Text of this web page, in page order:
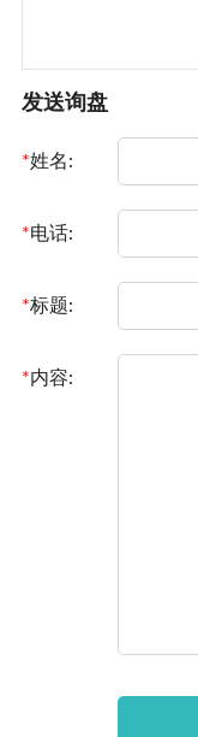
发送询盘
*姓名:
*电话:
*标题:
*内容: